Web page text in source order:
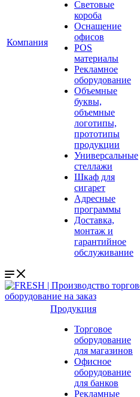
Компания
Световые
короба
Оснащение
офисов
POS
материалы
Рекламное
оборудование
Объемные
буквы,
объемные
логотипы,
прототипы
продукции
Универсальные
стеллажи
Шкаф для
сигарет
Адресные
программы
Доставка,
монтаж и
гарантийное
обслуживание
Продукция
Торговое
оборудование
для магазинов
Офисное
оборудование
для банков
Рекламные